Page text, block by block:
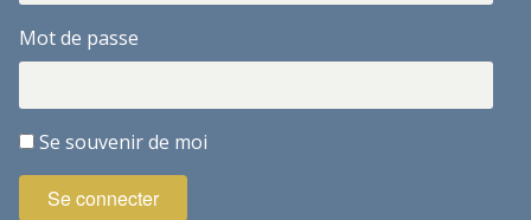
Mot de passe
Se souvenir de moi
Se connecter